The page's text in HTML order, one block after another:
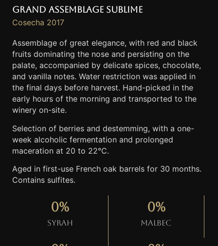
Grand Assemblage Sublime
Cosecha 2017
Assemblage of great elegance, with red and black
fruits dominating the nose and persisting on the
palate, accompanied by delicate spices, chocolate,
and vanilla notes. Water restriction was applied in
the final days before harvest. Hand-picked in the
early hours of the morning and transported to the
winery on-site.
Selection of berries and destemming, with a one-
week alcoholic fermentation and prolonged
maceration at 20 to 22°C.
Aged in first-use French oak barrels for 30 months.
Contains sulfites.
Syrah
0%
Malbec
0%